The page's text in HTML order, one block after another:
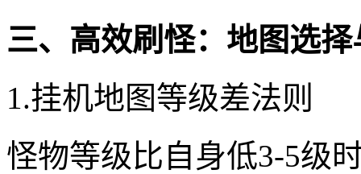
三、高效刷怪：地图选
1.挂机地图等级差法则
怪物等级比自身低3-5级